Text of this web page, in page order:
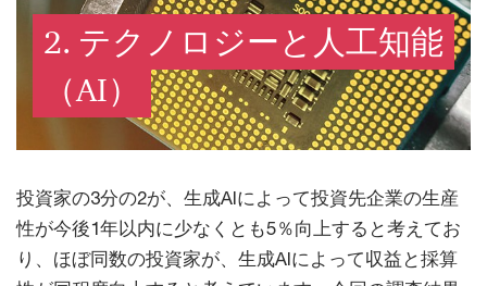
2. テクノロジーと人工知能
（AI）
投資家の3分の2が、生成AIによって投資先企業の生産
性が今後1年以内に少なくとも5％向上すると考えてお
り、ほぼ同数の投資家が、生成AIによって収益と採算